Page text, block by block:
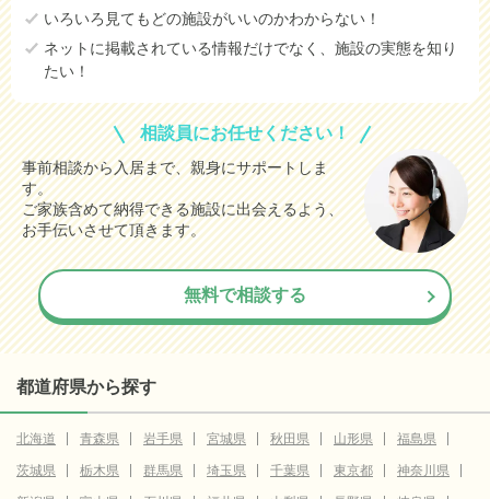
いろいろ見てもどの施設がいいのかわからない！
ネットに掲載されている情報だけでなく、施設の実態を知り
たい！
相談員にお任せください！
事前相談から入居まで、親身にサポートしま
す。
ご家族含めて納得できる施設に出会えるよう、
お手伝いさせて頂きます。
無料で相談する
都道府県から探す
北海道 青森県 岩手県 宮城県 秋田県 山形県
福島県
茨城県
栃木県 群馬県 埼玉県 千葉県 東京都
神奈川県